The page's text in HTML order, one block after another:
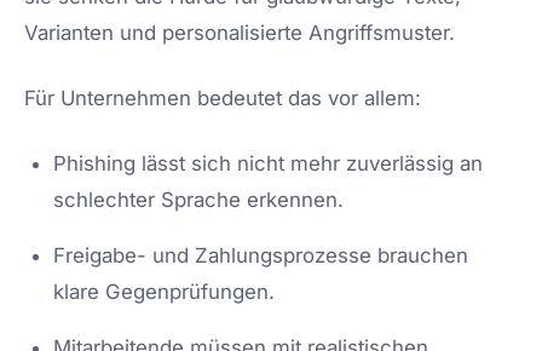
Varianten und personalisierte Angriffsmuster.
Für Unternehmen bedeutet das vor allem:
Phishing lässt sich nicht mehr zuverlässig an
schlechter Sprache erkennen.
Freigabe- und Zahlungsprozesse brauchen
klare Gegenprüfungen.